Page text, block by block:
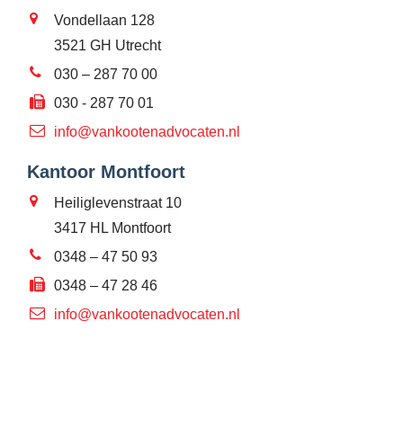
Vondellaan 128
3521 GH Utrecht
030 – 287 70 00
030 - 287 70 01
info@vankootenadvocaten.nl
Kantoor Montfoort
Heiliglevenstraat 10
3417 HL Montfoort
0348 – 47 50 93
0348 – 47 28 46
info@vankootenadvocaten.nl